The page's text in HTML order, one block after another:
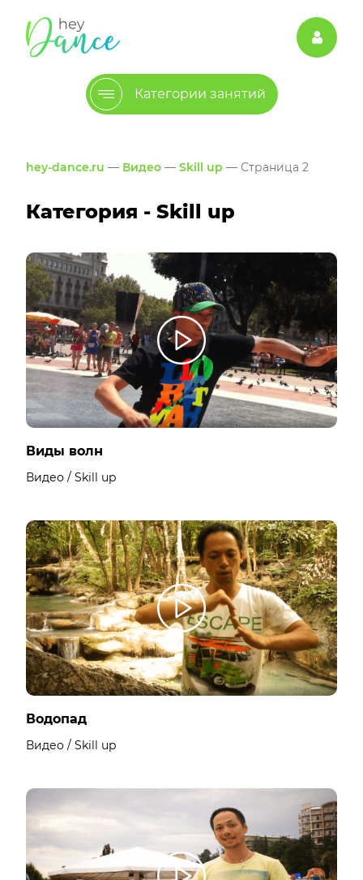
Категории занятий
hey-dance.ru — Видео — Skill up — Страница 2
Категория - Skill up
Виды волн
Видео / Skill up
Водопад
Видео / Skill up